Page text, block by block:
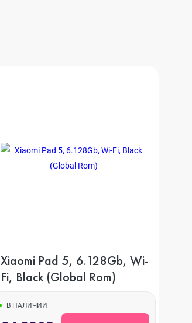
Xiaomi Pad 5, 6.128Gb, Wi-
Fi, Black (Global Rom)
В НАЛИЧИИ